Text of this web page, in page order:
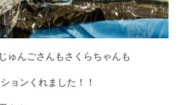
ゅんごさんもさくらちゃんも
ョンくれました！！